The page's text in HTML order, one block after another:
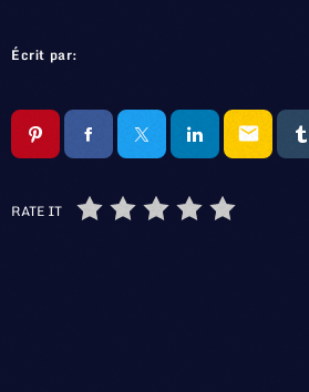
Écrit par:
email
RATE IT